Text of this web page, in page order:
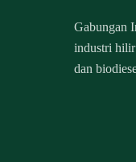
Gabungan
industri
dan